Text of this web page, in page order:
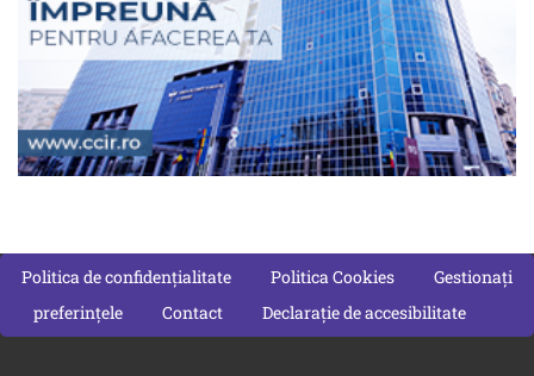
Politica de confidențialitate Politica Cookies
Gestionați
preferințele
Contact Declarație de accesibilitate